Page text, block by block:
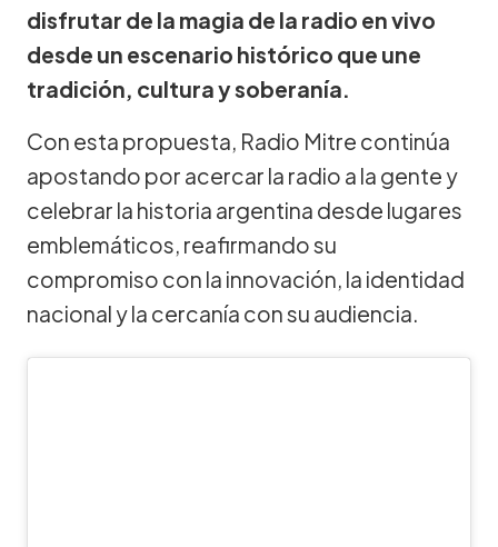
disfrutar de la magia de la radio en vivo
desde un escenario histórico que une
tradición, cultura y soberanía.
Con esta propuesta, Radio Mitre continúa
apostando por acercar la radio a la gente y
celebrar la historia argentina desde lugares
emblemáticos, reafirmando su
compromiso con la innovación, la identidad
nacional y la cercanía con su audiencia.